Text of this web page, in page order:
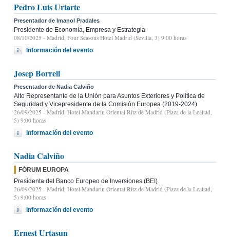
Pedro Luis Uriarte
Presentador de Imanol Pradales
Presidente de Economía, Empresa y Estrategia
08/10/2025 - Madrid, Four Seasons Hotel Madrid (Sevilla, 3) 9.00 horas
Información del evento
Josep Borrell
Presentador de Nadia Calviño
Alto Representante de la Unión para Asuntos Exteriores y Política de
Seguridad y Vicepresidente de la Comisión Europea (2019-2024)
26/09/2025 - Madrid, Hotel Mandarin Oriental Ritz de Madrid (Plaza de la Lealtad,
5) 9:00 horas
Información del evento
Nadia Calviño
FÓRUM EUROPA
Presidenta del Banco Europeo de Inversiones (BEI)
26/09/2025 - Madrid, Hotel Mandarin Oriental Ritz de Madrid (Plaza de la Lealtad,
5) 9:00 horas
Información del evento
Ernest Urtasun